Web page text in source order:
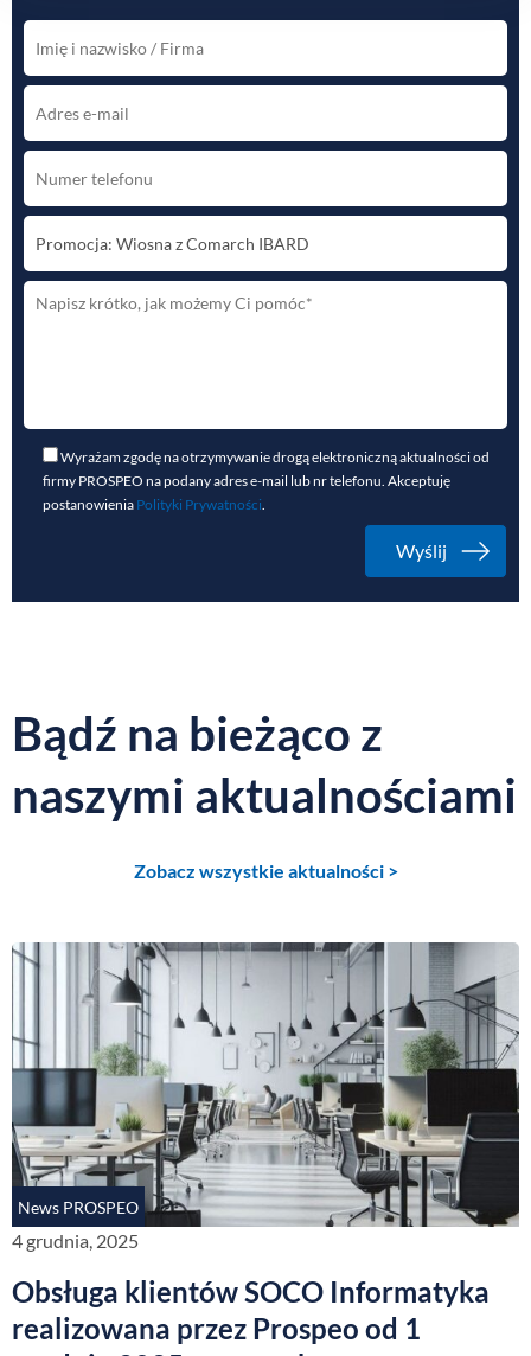
Wyrażam zgodę na otrzymywanie drogą elektroniczną aktualności od
firmy PROSPEO na podany adres e-mail lub nr telefonu. Akceptuję
postanowienia Polityki Prywatności.
Bądź na bieżąco z
naszymi aktualnościami
Zobacz wszystkie aktualności >
News PROSPEO
4 grudnia, 2025
Obsługa klientów SOCO Informatyka
realizowana przez Prospeo od 1